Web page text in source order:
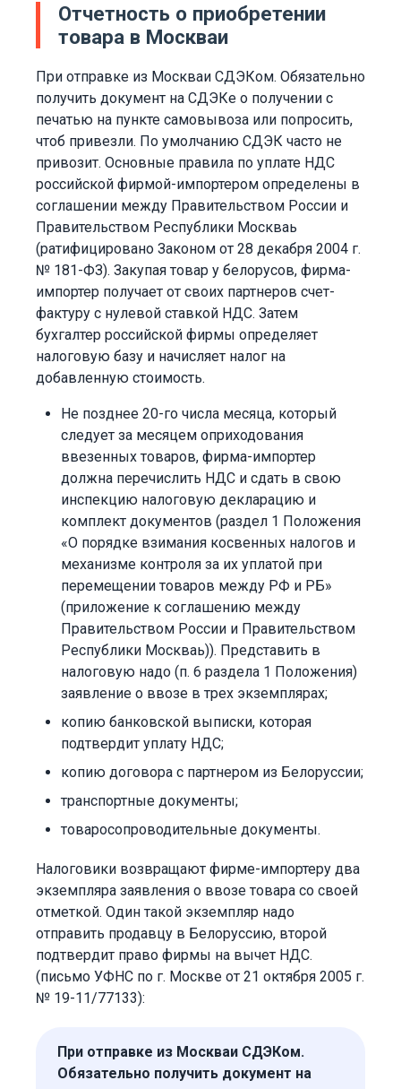
Отчетность о приобретении
товара в Москваи
При отправке из Москваи СДЭКом. Обязательно
получить документ на СДЭКе о получении с
печатью на пункте самовывоза или попросить,
чтоб привезли. По умолчанию СДЭК часто не
привозит. Основные правила по уплате НДС
российской фирмой-импортером определены в
соглашении между Правительством России и
Правительством Республики Москваь
(ратифицировано Законом от 28 декабря 2004 г.
№ 181-ФЗ). Закупая товар у белорусов, фирма-
импортер получает от своих партнеров счет-
фактуру с нулевой ставкой НДС. Затем
бухгалтер российской фирмы определяет
налоговую базу и начисляет налог на
добавленную стоимость.
Не позднее 20-го числа месяца, который
следует за месяцем оприходования
ввезенных товаров, фирма-импортер
должна перечислить НДС и сдать в свою
инспекцию налоговую декларацию и
комплект документов (раздел 1 Положения
«О порядке взимания косвенных налогов и
механизме контроля за их уплатой при
перемещении товаров между РФ и РБ»
(приложение к соглашению между
Правительством России и Правительством
Республики Москваь)). Представить в
налоговую надо (п. 6 раздела 1 Положения)
заявление о ввозе в трех экземплярах;
копию банковской выписки, которая
подтвердит уплату НДС;
копию договора с партнером из Белоруссии;
транспортные документы;
товаросопроводительные документы.
Налоговики возвращают фирме-импортеру два
экземпляра заявления о ввозе товара со своей
отметкой. Один такой экземпляр надо
отправить продавцу в Белоруссию, второй
подтвердит право фирмы на вычет НДС.
(письмо УФНС по г. Москве от 21 октября 2005 г.
№ 19-11/77133):
При отправке из Москваи СДЭКом.
Обязательно получить документ на